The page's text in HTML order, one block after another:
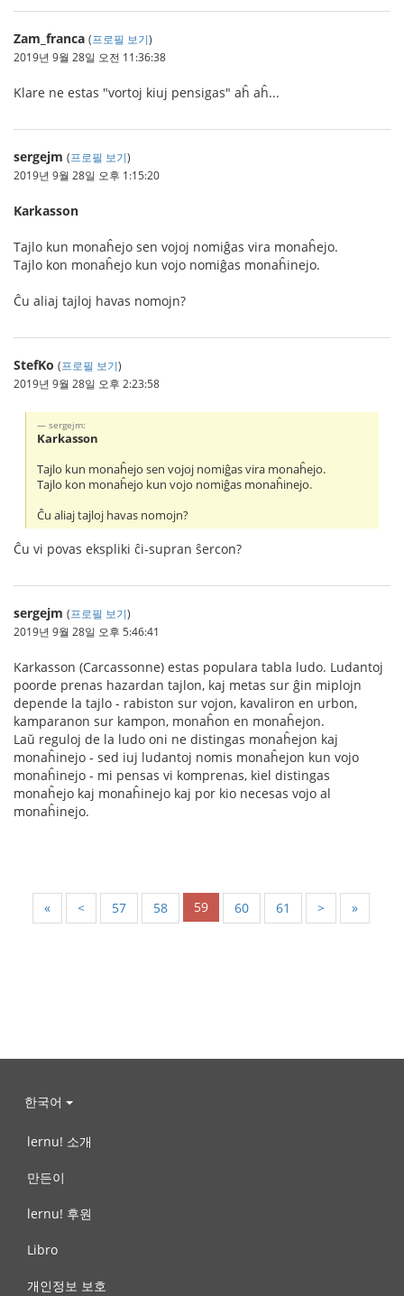
Zam_franca (프로필 보기)
2019년 9월 28일 오전 11:36:38
Klare ne estas "vortoj kiuj pensigas" aĥ aĥ...
sergejm (프로필 보기)
2019년 9월 28일 오후 1:15:20
Karkasson
Tajlo kun monaĥejo sen vojoj nomiĝas vira monaĥejo.
Tajlo kon monaĥejo kun vojo nomiĝas monaĥinejo.
Ĉu aliaj tajloj havas nomojn?
StefKo (프로필 보기)
2019년 9월 28일 오후 2:23:58
sergejm:
Karkasson
Tajlo kun monaĥejo sen vojoj nomiĝas vira monaĥejo.
Tajlo kon monaĥejo kun vojo nomiĝas monaĥinejo.
Ĉu aliaj tajloj havas nomojn?
Ĉu vi povas ekspliki ĉi-supran ŝercon?
sergejm (프로필 보기)
2019년 9월 28일 오후 5:46:41
Karkasson (Carcassonne) estas populara tabla ludo. Ludantoj
poorde prenas hazardan tajlon, kaj metas sur ĝin miplojn
depende la tajlo - rabiston sur vojon, kavaliron en urbon,
kamparanon sur kampon, monaĥon en monaĥejon.
Laŭ reguloj de la ludo oni ne distingas monaĥejon kaj
monaĥinejo - sed iuj ludantoj nomis monaĥejon kun vojo
monaĥinejo - mi pensas vi komprenas, kiel distingas
monaĥejo kaj monaĥinejo kaj por kio necesas vojo al
monaĥinejo.
« < 57 58 59 60 61 > »
한국어
lernu! 소개
만든이
lernu! 후원
Libro
개인정보 보호